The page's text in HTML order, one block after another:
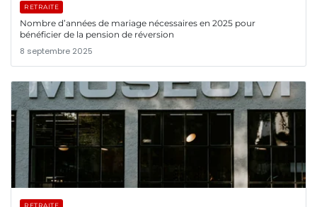
RETRAITE
Nombre d’années de mariage nécessaires en 2025 pour
bénéficier de la pension de réversion
8 septembre 2025
RETRAITE